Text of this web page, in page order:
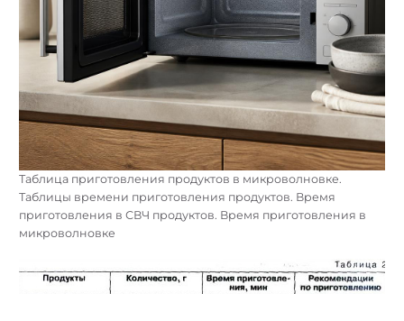
Таблица приготовления продуктов в микроволновке.
Таблицы времени приготовления продуктов. Время
приготовления в СВЧ продуктов. Время приготовления в
микроволновке